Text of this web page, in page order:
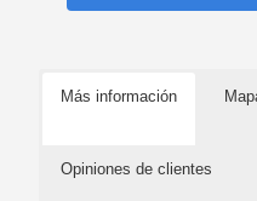
Más información
Opiniones de clientes